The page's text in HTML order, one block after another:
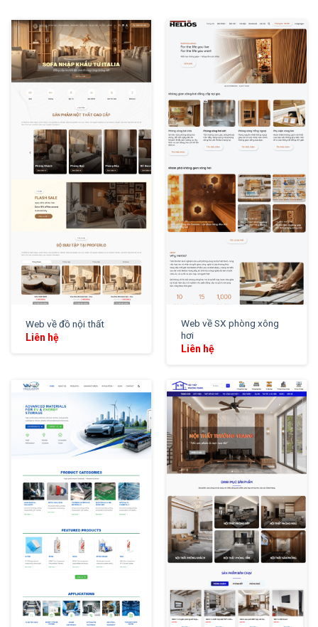
Web về đồ nội thất
Liên hệ
XEM THỬ
Web về SX phòng xông
hơi
Liên hệ
XEM THỬ